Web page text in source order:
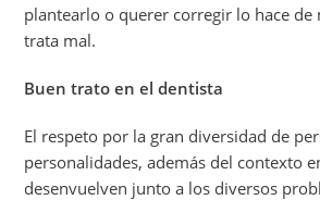
plantearlo o querer corregir lo hace de
trata mal.
Buen trato en el dentista
El respeto por la gran diversidad de
personalidades, además del contexto
desenvuelven junto a los diversos